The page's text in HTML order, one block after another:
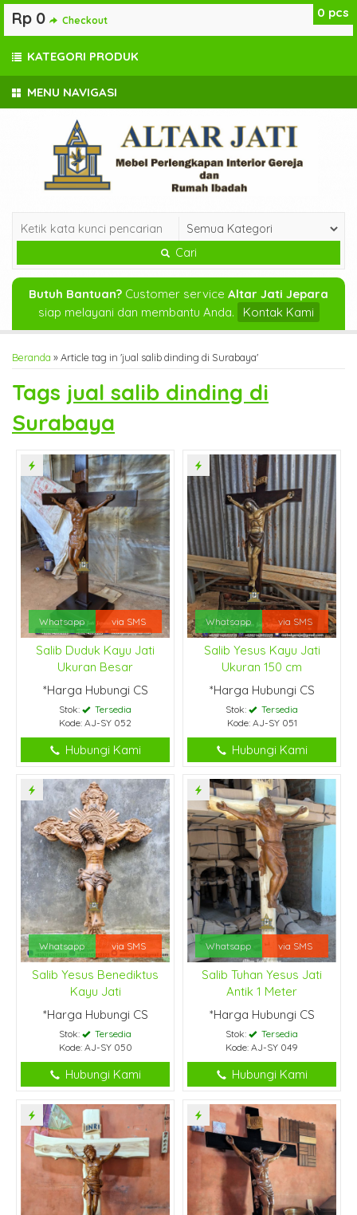
MENU NAVIGASI
Cari
Butuh Bantuan? Customer service Altar Jati Jepara
siap melayani dan membantu Anda.
Kontak Kami
Beranda »Article tag in 'jual salib dinding di Surabaya'
Tags jual salib dinding di
Surabaya
Whatsapp via SMS
Salib Duduk Kayu Jati
Ukuran Besar
*Harga Hubungi CS
Stok:
Tersedia
Kode: AJ-SY 052
Hubungi Kami
Whatsapp via SMS
Salib Yesus Kayu Jati
Ukuran 150 cm
*Harga Hubungi CS
Stok:
Tersedia
Kode: AJ-SY 051
Hubungi Kami
Whatsapp via SMS
Salib Yesus Benediktus
Kayu Jati
*Harga Hubungi CS
Stok:
Tersedia
Kode: AJ-SY 050
Hubungi Kami
Whatsapp via SMS
Salib Tuhan Yesus Jati
Antik 1 Meter
*Harga Hubungi CS
Stok:
Tersedia
Kode: AJ-SY 049
Hubungi Kami
0 pcs
Rp 0 Checkout
KATEGORI PRODUK